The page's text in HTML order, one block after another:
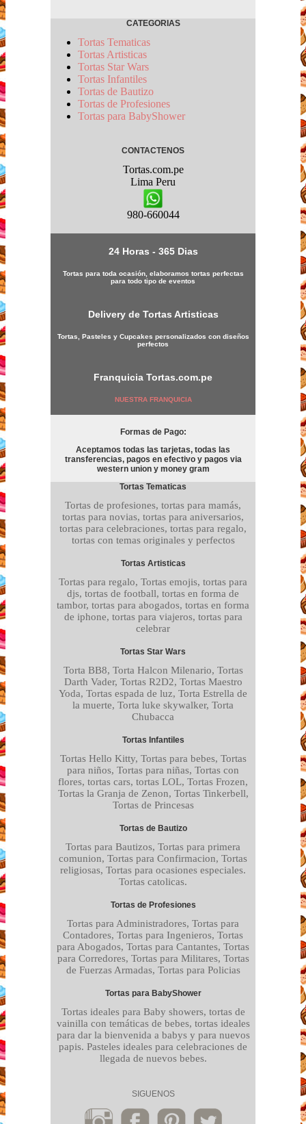
CATEGORIAS
Tortas Tematicas
Tortas Artisticas
Tortas Star Wars
Tortas Infantiles
Tortas de Bautizo
Tortas de Profesiones
Tortas para BabyShower
CONTACTENOS
Tortas.com.pe
Lima Peru
980-660044
24 Horas - 365 Dias
Tortas para toda ocasión, elaboramos tortas perfectas
para todo tipo de eventos
Delivery de Tortas Artisticas
Tortas, Pasteles y Cupcakes personalizados con diseños
perfectos
Franquicia Tortas.com.pe
NUESTRA FRANQUICIA
Formas de Pago:
Aceptamos todas las tarjetas, todas las
transferencias, pagos en efectivo y pagos via
western union y money gram
Tortas Tematicas
Tortas de profesiones, tortas para mamás,
tortas para novias, tortas para aniversarios,
tortas para celebraciones, tortas para regalo,
tortas con temas originales y perfectos
Tortas Artisticas
Tortas para regalo, Tortas emojis, tortas para
djs, tortas de football, tortas en forma de
tambor, tortas para abogados, tortas en forma
de iphone, tortas para viajeros, tortas para
celebrar
Tortas Star Wars
Torta BB8, Torta Halcon Milenario, Tortas
Darth Vader, Tortas R2D2, Tortas Maestro
Yoda, Tortas espada de luz, Torta Estrella de
la muerte, Torta luke skywalker, Torta
Chubacca
Tortas Infantiles
Tortas Hello Kitty, Tortas para bebes, Tortas
para niños, Tortas para niñas, Tortas con
flores, tortas cars, tortas LOL, Tortas Frozen,
Tortas la Granja de Zenon, Tortas Tinkerbell,
Tortas de Princesas
Tortas de Bautizo
Tortas para Bautizos, Tortas para primera
comunion, Tortas para Confirmacion, Tortas
religiosas, Tortas para ocasiones especiales.
Tortas catolicas.
Tortas de Profesiones
Tortas para Administradores, Tortas para
Contadores, Tortas para Ingenieros, Tortas
para Abogados, Tortas para Cantantes, Tortas
para Corredores, Tortas para Militares, Tortas
de Fuerzas Armadas, Tortas para Policias
Tortas para BabyShower
Tortas ideales para Baby showers, tortas de
vainilla con temáticas de bebes, tortas ideales
para dar la bienvenida a babys y para nuevos
papis. Pasteles ideales para celebraciones de
llegada de nuevos bebes.
SIGUENOS